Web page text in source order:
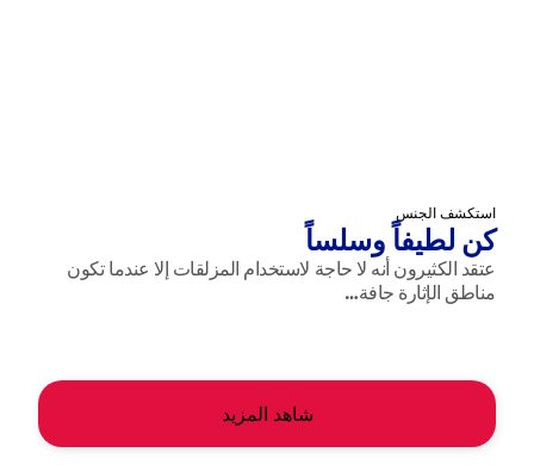
استكشف الجنس
كن لطيفاً وسلساً
عتقد الكثيرون أنه لا حاجة لاستخدام المزلقات إلا عندما تكون
مناطق الإثارة جافة…
شاهد المزيد